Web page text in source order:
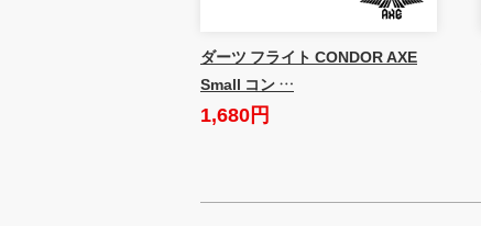
ダーツ フライト CONDOR AXE
Small コン …
1,680円